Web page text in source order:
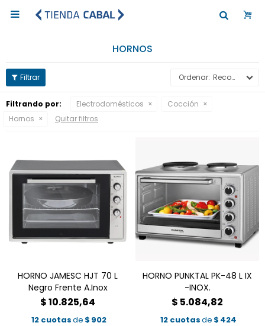

HORNOS
Recomendados
Filtrando por: Electrodomésticos
Cocción
Hornos
Quitar filtros
HORNO JAMESC HJT 70 L
Negro Frente A.Inox
$10.825,64
12 cuotasde $ 902
HORNO PUNKTAL PK-48 L IX
-INOX.
$ 5.084,82
12 cuotasde $ 424